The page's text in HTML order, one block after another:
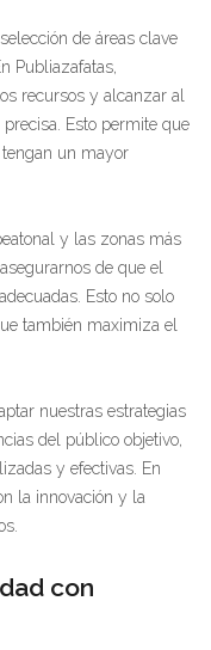
de áreas clave
Publiazafatas,
recursos y alcanzar al
Esto permite que
un mayor
y las zonas más
de que el
Esto no solo
también maximiza el
nuestras estrategias
del público objetivo,
y efectivas. En
la innovación y la
con